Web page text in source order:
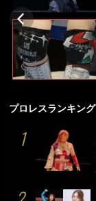
プロレスランキング